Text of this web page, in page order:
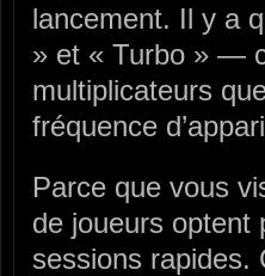
lancement. Il y a
» et « Turbo » —
multiplicateurs
fréquence
Parce que vous
de joueurs optent
sessions rapides.